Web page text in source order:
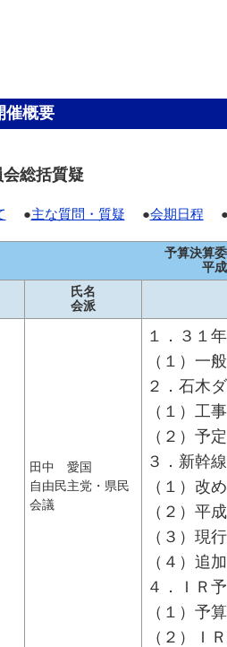
催概要
総括質疑
●主な質問・質疑 ●会期日程
予算決算
平
氏名
会派
田中 愛国
自由民主党・県民
会議
１．３１
（１）一
２．石木
（１）工
（２）予
３．新幹
（１）改
（２）平
（３）現
（４）追
４．ＩＲ
（１）予
（２）Ｉ